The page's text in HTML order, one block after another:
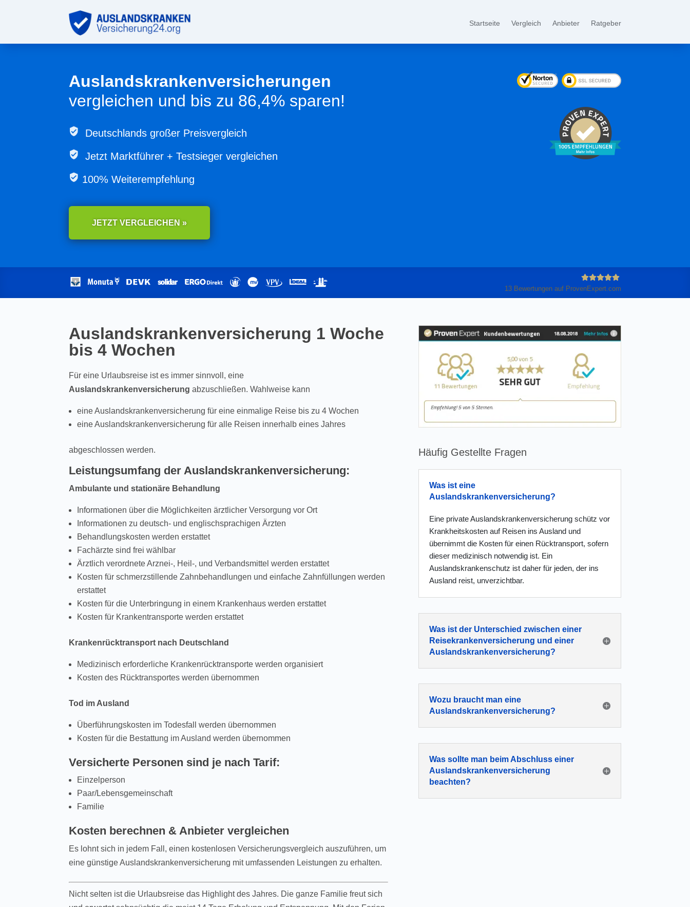
Startseite Vergleich Anbieter Ratgeber
Auslandskrankenversicherungen
vergleichen und bis zu 86,4% sparen!
Deutschlands großer Preisvergleich
Jetzt Marktführer + Testsieger vergleichen
100% Weiterempfehlung
JETZT VERGLEICHEN »
GmbH
13Bewertungen auf ProvenExpert.com
Auslandskrankenversicherung 1 Woche
bis 4 Wochen
Für eine Urlaubsreise ist es immer sinnvoll, eine
Auslandskrankenversicherungabzuschließen. Wahlweise kann
eine Auslandskrankenversicherung für eine einmalige Reise bis zu 4 Wochen
eine Auslandskrankenversicherung für alle Reisen innerhalb eines Jahres
abgeschlossen werden.
Leistungsumfang der Auslandskrankenversicherung:
Ambulante und stationäre Behandlung
Informationen über die Möglichkeiten ärztlicher Versorgung vor Ort
Informationen zu deutsch- und englischsprachigen Ärzten
Behandlungskosten werden erstattet
Fachärzte sind frei wählbar
Ärztlich verordnete Arznei-, Heil-, und Verbandsmittel werden erstattet
Kosten für schmerzstillende Zahnbehandlungen und einfache Zahnfüllungen werden
erstattet
Kosten für die Unterbringung in einem Krankenhaus werden erstattet
Kosten für Krankentransporte werden erstattet
Krankenrücktransport nach Deutschland
Medizinisch erforderliche Krankenrücktransporte werden organisiert
Kosten des Rücktransportes werden übernommen
Tod im Ausland
Überführungskosten im Todesfall werden übernommen
Kosten für die Bestattung im Ausland werden übernommen
Versicherte Personen sind je nach Tarif:
Einzelperson
Paar/Lebensgemeinschaft
Familie
Kosten berechnen & Anbieter vergleichen
Es lohnt sich in jedem Fall, einen kostenlosen Versicherungsvergleich auszuführen, um
eine günstige Auslandskrankenversicherung mit umfassenden Leistungen zu erhalten.
Nicht selten ist die Urlaubsreise das Highlight des Jahres. Die ganze Familie freut sich
Häufig Gestellte Fragen
Was ist eine
Auslandskrankenversicherung?
Eine private Auslandskrankenversicherung schütz vor
Krankheitskosten auf Reisen ins Ausland und
übernimmt die Kosten für einen Rücktransport, sofern
dieser medizinisch notwendig ist. Ein
Auslandskrankenschutz ist daher für jeden, der ins
Ausland reist, unverzichtbar.
Was ist der Unterschied zwischen einer
Reisekrankenversicherung und einer
Auslandskrankenversicherung?
Wozu braucht man eine
Auslandskrankenversicherung?
Was sollte man beim Abschluss einer
Auslandskrankenversicherung
beachten?